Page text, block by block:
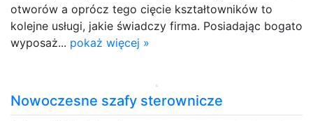
otworów a oprócz tego cięcie kształtowników to
kolejne usługi, jakie świadczy firma. Posiadając bogato
wyposaż... pokaż więcej »
Nowoczesne szafy sterownicze